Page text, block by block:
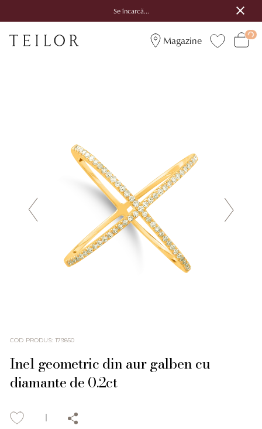
Se încarcă...
Magazine
COD PRODUS: 179850
Inel geometric din aur galben cu
diamante de 0.2ct